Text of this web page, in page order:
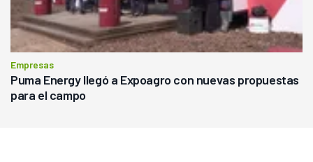
Empresas
Puma Energy llegó a Expoagro con nuevas propuestas
para el campo